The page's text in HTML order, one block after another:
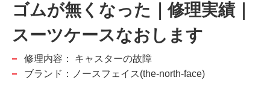
ゴムが無くなった｜修理実績｜
スーツケースなおします
修理内容：
キャスターの故障
ブランド：ノースフェイス(the-north-face)